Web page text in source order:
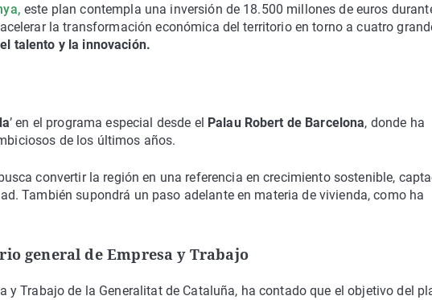
, este plan contempla una inversión de 18.500 millones de euros
la transformación económica del territorio en torno a cuatro
talento y la innovación.
’ en el programa especial desde el Palau Robert de Barcelona, donde ha
de los últimos años.
convertir la región en una referencia en crecimiento sostenible,
También supondrá un paso adelante en materia de vivienda, como ha
general de Empresa y Trabajo
y Trabajo de la Generalitat de Cataluña, ha contado que el objetivo del